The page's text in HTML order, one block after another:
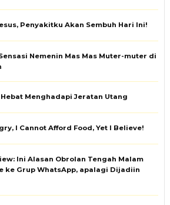
Penyakitku Akan Sembuh Hari Ini!
Nemenin Mas Mas Muter-muter di
Menghadapi Jeratan Utang
I Cannot Afford Food, Yet I Believe!
Ini Alasan Obrolan Tengah Malam
ke Grup WhatsApp, apalagi Dijadiin